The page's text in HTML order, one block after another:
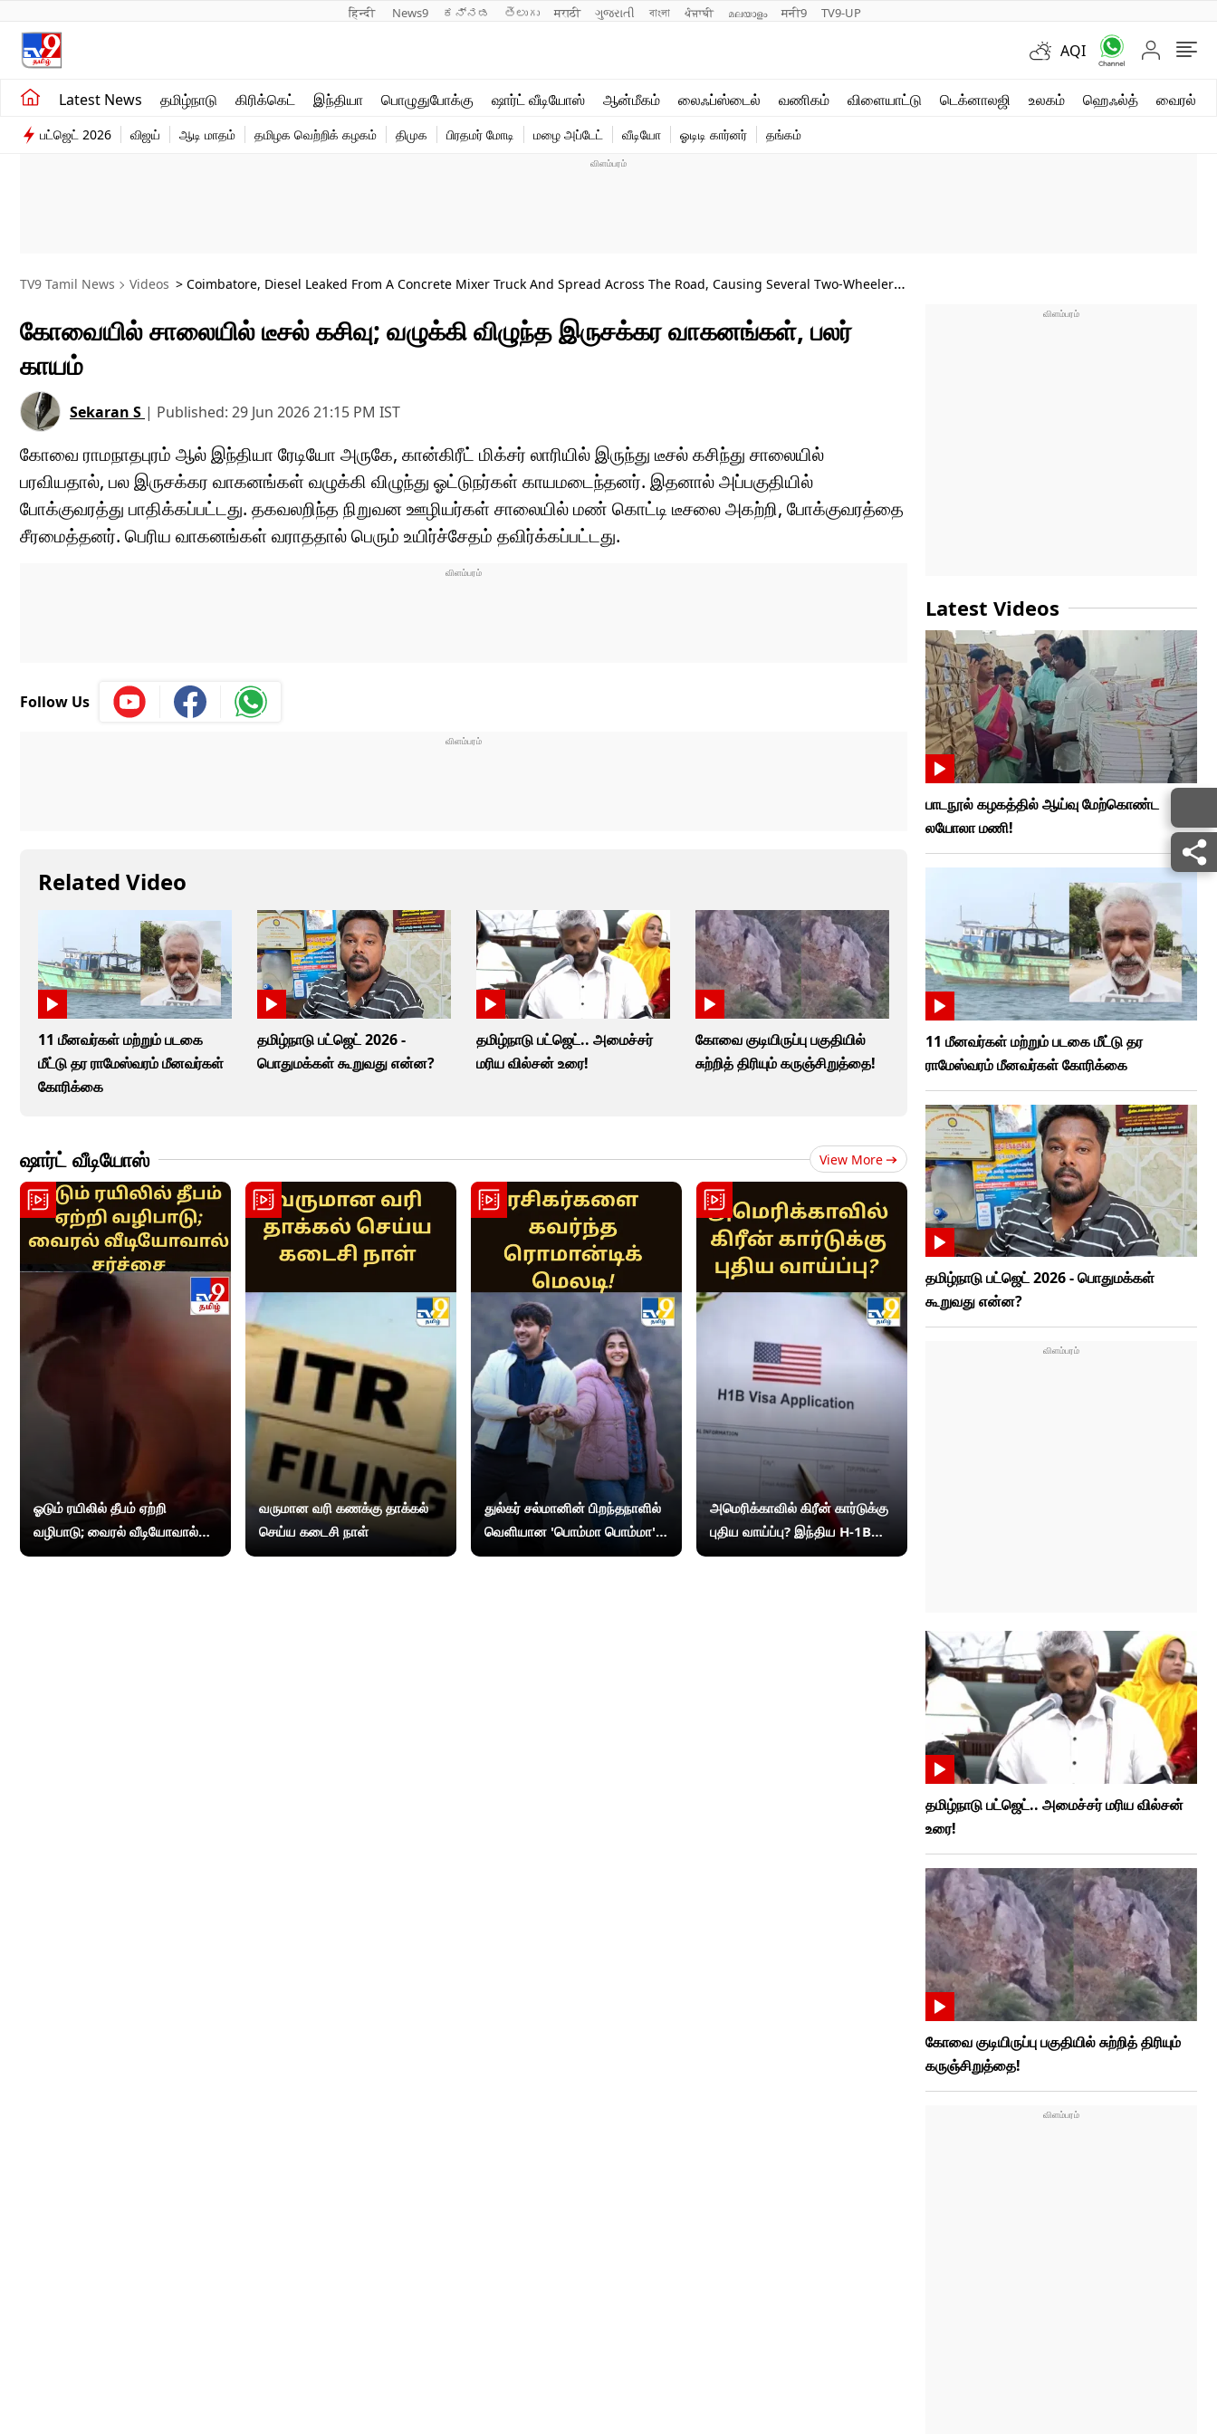
हिन्दी News9 ಕನ್ನಡ తెలుగు मराठी ગુજરાતી বাংলা ਪੰਜਾਬੀ മലയാളം मनी9 TV9-UP
AQI
Latest News தமிழ்நாடு கிரிக்கெட் இந்தியா பொழுதுபோக்கு ஷார்ட் வீடியோஸ் ஆன்மீகம் லைஃப்ஸ்டைல் வணிகம் விளையாட்டு டெக்னாலஜி உலகம் ஹெஃல்த் வைரல்
சமீபத்திய செய்திகள்
தமிழ்நாடு
விளையாட்டு
வணிகம்
வைரல்
பட்ஜெட் 2026 விஜய் ஆடி மாதம் தமிழக வெற்றிக் கழகம் திமுக பிரதமர் மோடி மழை அப்டேட் வீடியோ ஓடிடி கார்னர் தங்கம்
TV9 Tamil News Videos > Coimbatore, Diesel Leaked From A Concrete Mixer Truck And Spread Across The Road, Causing Several Two-Wheelers
கோவையில் சாலையில் டீசல் கசிவு; வழுக்கி விழுந்த இருசக்கர வாகனங்கள், பலர்
காயம்
Sekaran S | Published: 29 Jun 2026 21:15 PM IST
கோவை ராமநாதபுரம் ஆல் இந்தியா ரேடியோ அருகே, கான்கிரீட் மிக்சர் லாரியில் இருந்து டீசல் கசிந்து சாலையில்
பரவியதால், பல இருசக்கர வாகனங்கள் வழுக்கி விழுந்து ஓட்டுநர்கள் காயமடைந்தனர். இதனால் அப்பகுதியில்
போக்குவரத்து பாதிக்கப்பட்டது. தகவலறிந்த நிறுவன ஊழியர்கள் சாலையில் மண் கொட்டி டீசலை அகற்றி, போக்குவரத்தை
சீரமைத்தனர். பெரிய வாகனங்கள் வராததால் பெரும் உயிர்ச்சேதம் தவிர்க்கப்பட்டது.
Follow Us
Related Video
11 மீனவர்கள் மற்றும் படகை
மீட்டு தர ராமேஸ்வரம் மீனவர்கள்
கோரிக்கை
தமிழ்நாடு பட்ஜெட் 2026 -
பொதுமக்கள் கூறுவது என்ன?
தமிழ்நாடு பட்ஜெட்.. அமைச்சர்
மரிய வில்சன் உரை!
கோவை குடியிருப்பு பகுதியில்
சுற்றித் திரியும் கருஞ்சிறுத்தை!
ஷார்ட் வீடியோஸ் View More
ஓடும் ரயிலில் தீபம் ஏற்றி
வழிபாடு; வைரல் வீடியோவால்
சர்ச்சை
வருமான வரி கணக்கு தாக்கல்
செய்ய கடைசி நாள்
துல்கர் சல்மானின் பிறந்தநாளில்
வெளியான 'பொம்மா பொம்மா'...
ரசிகர்களை கவர்ந்த ரொமான்டிக்
அமெரிக்காவில் கிரீன் கார்டுக்கு
புதிய வாய்ப்பு? இந்திய H-1B
விசாதாரர்களுக்கு நம்பிக்கை
Latest Videos
பாடநூல் கழகத்தில் ஆய்வு மேற்கொண்ட
லயோலா மணி!
11 மீனவர்கள் மற்றும் படகை மீட்டு தர
ராமேஸ்வரம் மீனவர்கள் கோரிக்கை
தமிழ்நாடு பட்ஜெட் 2026 - பொதுமக்கள்
கூறுவது என்ன?
தமிழ்நாடு பட்ஜெட்.. அமைச்சர் மரிய வில்சன்
உரை!
கோவை குடியிருப்பு பகுதியில் சுற்றித் திரியும்
கருஞ்சிறுத்தை!